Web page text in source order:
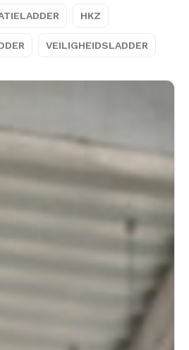
HKZ
VEILIGHEIDSLADDER